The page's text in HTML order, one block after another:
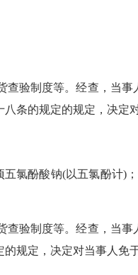
查验制度等。经查，当事
八条的规定的规定，决定
氯酚酸钠(以五氯酚计)
查验制度等。经查，当事
的规定，决定对当事人免